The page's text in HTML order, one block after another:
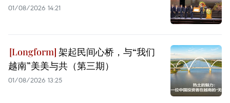
01/08/2026 14:21
架起民间心桥，与“我们
越南”美美与共（第三期）
01/08/2026 13:25